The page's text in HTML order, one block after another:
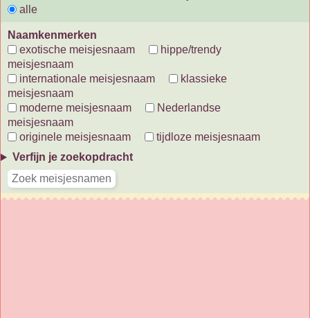
alle
Naamkenmerken
exotische meisjesnaam
hippe/trendy
meisjesnaam
internationale meisjesnaam
klassieke
meisjesnaam
moderne meisjesnaam
Nederlandse
meisjesnaam
originele meisjesnaam
tijdloze meisjesnaam
Verfijn je zoekopdracht